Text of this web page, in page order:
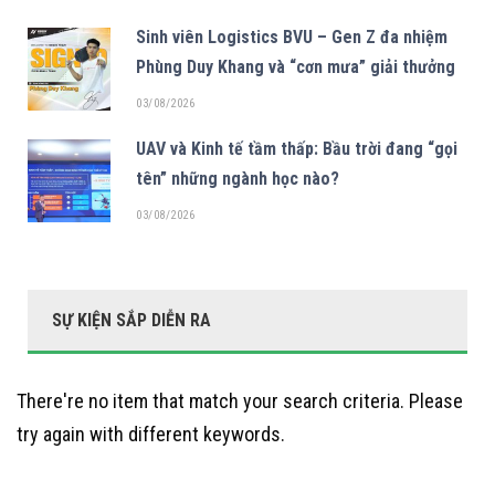
Sinh viên Logistics BVU – Gen Z đa nhiệm
Phùng Duy Khang và “cơn mưa” giải thưởng
03/08/2026
UAV và Kinh tế tầm thấp: Bầu trời đang “gọi
tên” những ngành học nào?
03/08/2026
SỰ KIỆN SẮP DIỄN RA
There're no item that match your search criteria. Please
try again with different keywords.